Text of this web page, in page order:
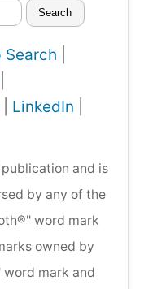
Search
Search
LinkedIn
and is
by any of the
word mark
owned by
word mark and